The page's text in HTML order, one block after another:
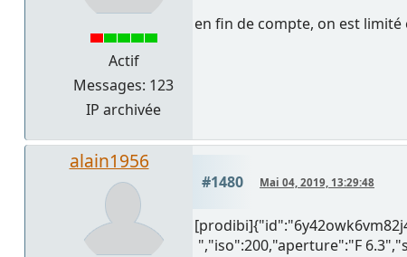
Actif
Messages: 123
IP archivée
en fin de compte, on est limité
alain1956
#1480 Mai 04, 2019, 13:29:48
","iso":200,"aperture":"F